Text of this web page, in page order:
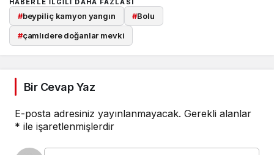
HABERLE ILGILI DAHA FAZLASI
#beypiliç kamyon yangın #Bolu
#çamlıdere doğanlar mevki
Bir Cevap Yaz
E-posta adresiniz yayınlanmayacak. Gerekli alanlar
* ile işaretlenmişlerdir